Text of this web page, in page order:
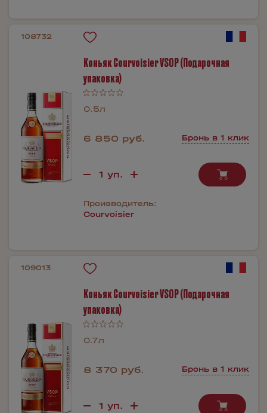
108732
Коньяк Courvoisier VSOP (Подарочная
упаковка)
0.5л
6 850 руб. Бронь в 1 клик
Производитель:
Courvoisier
109013
Коньяк Courvoisier VSOP (Подарочная
упаковка)
0.7л
8 370 руб. Бронь в 1 клик